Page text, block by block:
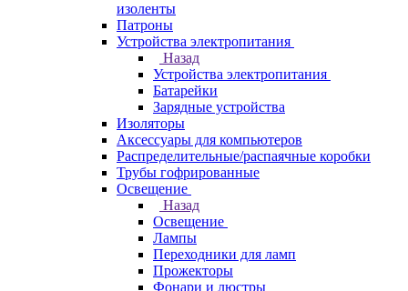
изоленты
Патроны
Устройства электропитания
Назад
Устройства электропитания
Батарейки
Зарядные устройства
Изоляторы
Аксессуары для компьютеров
Распределительные/распаячные коробки
Трубы гофрированные
Освещение
Назад
Освещение
Лампы
Переходники для ламп
Прожекторы
Фонари и люстры